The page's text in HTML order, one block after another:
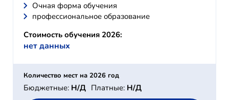
Очная форма обучения
профессиональное образование
Стоимость обучения 2026:
нет данных
Количество мест на 2026 год
Бюджетные: Н/Д Платные: Н/Д